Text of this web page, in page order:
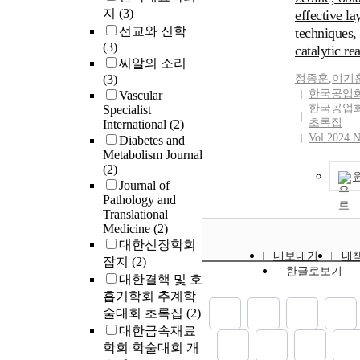
지 (3)
선교와 신학
(3)
씨알의 소리
(3)
Vascular
Specialist
International (2)
Diabetes and
Metabolism Journal
(2)
Journal of
Pathology and
Translational
Medicine (2)
대한신장학회
잡지 (2)
대한결핵 및 호
흡기학회 추계학
술대회 초록집 (2)
대한금속재료
학회 학술대회 개
effective
catalytic
정종훈,이기
한국공업
한국공업
초록집
Vol.2024
내보내기
내
한글로보기